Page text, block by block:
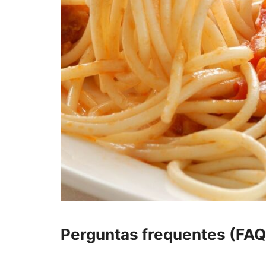
Perguntas frequentes